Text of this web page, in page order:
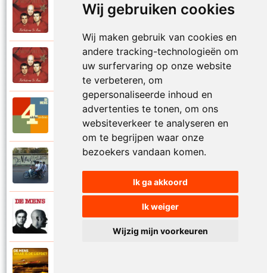
Wij gebruiken cookies
Wij maken gebruik van cookies en
andere tracking-technologieën om
uw surfervaring op onze website
te verbeteren, om
gepersonaliseerde inhoud en
advertenties te tonen, om ons
websiteverkeer te analyseren en
om te begrijpen waar onze
bezoekers vandaan komen.
Ik ga akkoord
Ik weiger
Wijzig mijn voorkeuren
De Mens
Val niet in liefde I
Val niet in liefde II
De Mens
Vier akkoorden
Vlinderhart